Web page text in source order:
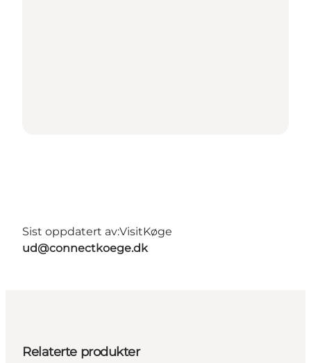
Sist oppdatert av:VisitKøge
ud@connectkoege.dk
Relaterte produkter